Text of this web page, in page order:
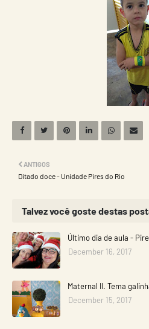
ANTIGOS
Ditado doce - Unidade Pires do Rio
Talvez você goste destas
Último dia de aula -
December 16, 2017
Maternal II. Tema
December 15, 2017